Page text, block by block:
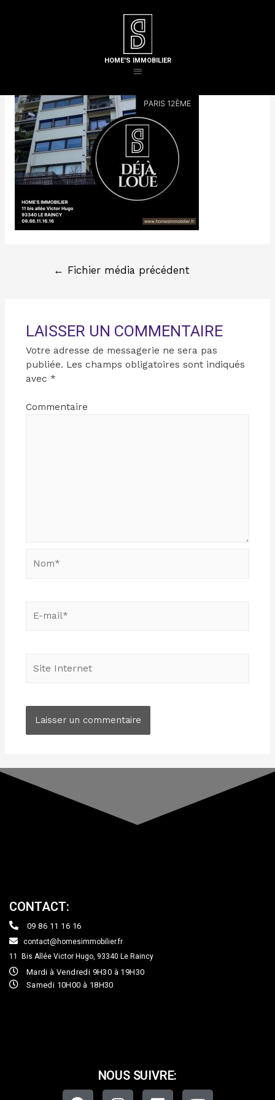
HOME'S IMMOBILIER
/ Par
← Fichier média précédent
LAISSER UN COMMENTAIRE
Votre adresse de messagerie ne sera pas
publiée. Les champs obligatoires sont indiqués
avec *
Commentaire
CONTACT:
09 86 11 16 16
contact@homesimmobilier.fr
11 Bis Allée Victor Hugo, 93340 Le Raincy
Mardi à Vendredi 9H30 à 19H30
Samedi 10H00 à 18H30
NOUS SUIVRE: